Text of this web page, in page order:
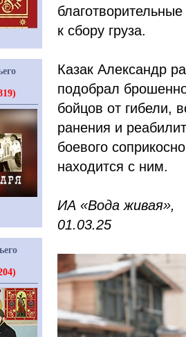
к сбору груза.
Казак Александр
подобрал
бойцов от гибели,
ранения и
боевого
находится с ним.
ИА «Вода живая»,
01.03.25